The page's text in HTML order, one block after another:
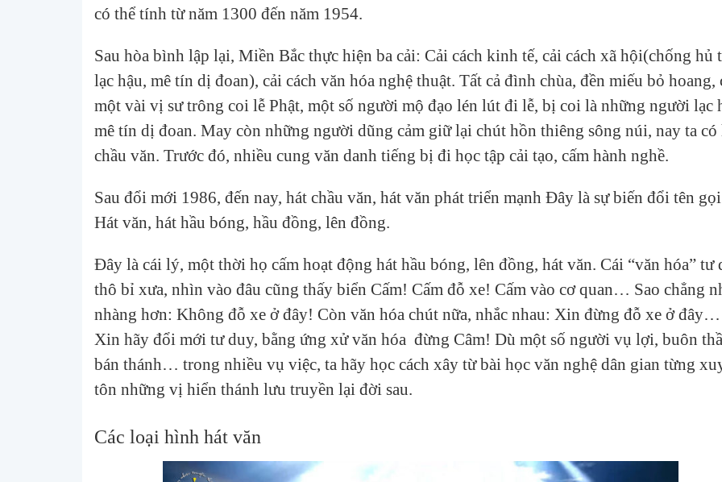
có thể tính từ năm 1300 đến năm 1954.
Sau hòa bình lập lại, Miền Bắc thực hiện ba cải: Cải cách kinh tế, cải cách xã hội(chống hủ
lạc hậu, mê tín dị đoan), cải cách văn hóa nghệ thuật. Tất cả đình chùa, đền miếu bỏ hoang,
một vài vị sư trông coi lễ Phật, một số người mộ đạo lén lút đi lễ, bị coi là những người lạc
mê tín dị đoan. May còn những người dũng cảm giữ lại chút hồn thiêng sông núi, nay ta có
chầu văn. Trước đó, nhiều cung văn danh tiếng bị đi học tập cải tạo, cấm hành nghề.
Sau đổi mới 1986, đến nay, hát chầu văn, hát văn phát triển mạnh Đây là sự biến đổi tên
Hát văn, hát hầu bóng, hầu đồng, lên đồng.
Đây là cái lý, một thời họ cấm hoạt động hát hầu bóng, lên đồng, hát văn. Cái “văn hóa” tư
thô bỉ xưa, nhìn vào đâu cũng thấy biển Cấm! Cấm đỗ xe! Cấm vào cơ quan… Sao chẳng
nhàng hơn: Không đỗ xe ở đây! Còn văn hóa chút nữa, nhắc nhau: Xin đừng đỗ xe ở đây…
Xin hãy đổi mới tư duy, bằng ứng xử văn hóa đừng Câm! Dù một số người vụ lợi, buôn
bán thánh… trong nhiều vụ việc, ta hãy học cách xây từ bài học văn nghệ dân gian từng
tôn những vị hiển thánh lưu truyền lại đời sau.
Các loại hình hát văn